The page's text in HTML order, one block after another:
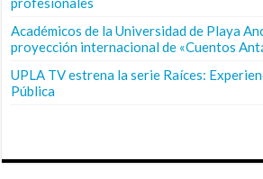
Académicos de la Universidad de Playa
proyección internacional de «Cuentos
UPLA TV estrena la serie Raíces:
Pública